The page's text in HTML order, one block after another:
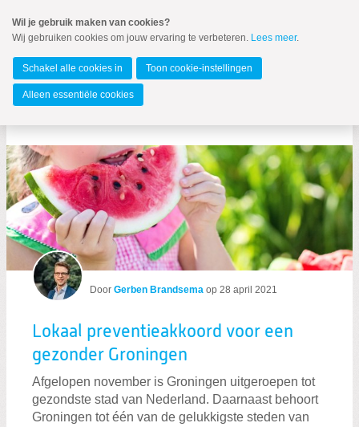
naar
Spring
de
inhoud
Spring
naar
Gemeente Groningen
MENU
Door Gerben Brandsema op 28 april 2021
Lokaal preventieakkoord voor een
gezonder Groningen
Afgelopen november is Groningen uitgeroepen tot
gezondste stad van Nederland. Daarnaast behoort
Groningen tot één van de gelukkigste steden van
Wil je gebruik maken van cookies?
Wij gebruiken cookies om jouw ervaring te verbeteren. Lees meer.
Schakel alle cookies in Toon cookie-instellingen
Alleen essentiële cookies